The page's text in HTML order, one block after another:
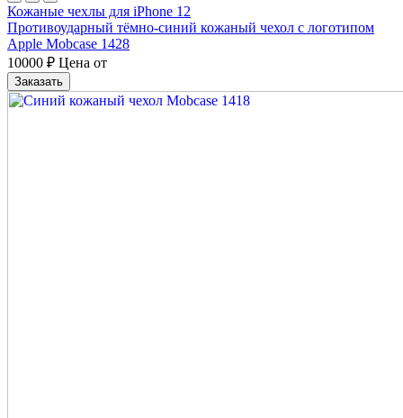
Кожаные чехлы для iPhone 12
Противоударный тёмно-синий кожаный чехол с логотипом
Apple Mobcase 1428
10000 ₽ Цена от
Заказать